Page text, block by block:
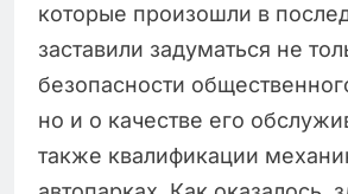
которые произошли в
заставили задуматься не
безопасности
но и о качестве его
также квалификации